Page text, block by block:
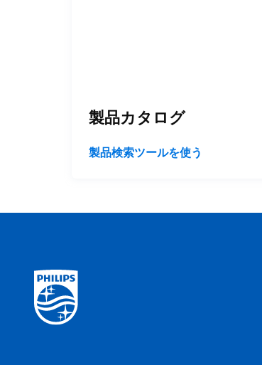
製品カタログ
製品検索ツールを使う